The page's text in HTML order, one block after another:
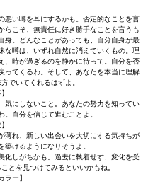
悪い噂を耳にするかも。否定的なことを言
らこそ、無責任に好き勝手なことを言うも
身。どんなことがあっても、自分自身が最
な噂は、いずれ自然に消えていくもの。理
、時が過ぎるのを静かに待って。自分を否
ってくるわ。そして、あなたを本当に理解
でいてくれるはずよ。
気にしないこと。あなたの努力を知ってい
。自分を信じて進むことよ。
薄れ、新しい出会いを大切にする気持ちが
けるようになりそうよ。
化しがちかも。過去に執着せず、変化を受
とを見つけてみるといいかもね。
ラー】